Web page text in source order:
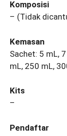
Komposisi
– (Tidak
Kemasan
Sachet: 5 mL,
mL, 250 mL,
Kits
–
Pendaftar